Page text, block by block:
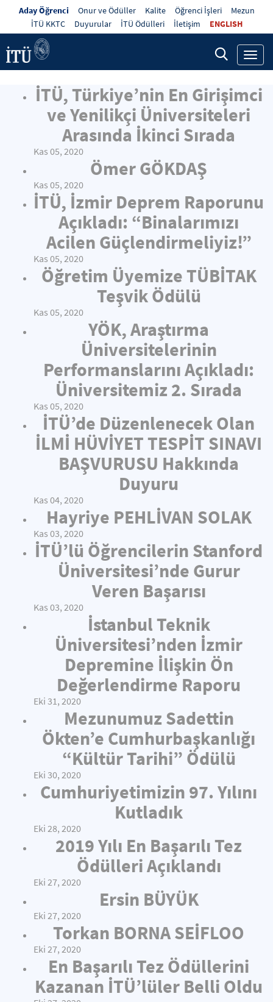
Aday Öğrenci Onur ve Ödüller Kalite Öğrenci İşleri
Mezun
İTÜ KKTC
Duyurular İTÜ Ödülleri İletişim ENGLISH
İTÜ, Türkiye’nin En Girişimci
ve Yenilikçi Üniversiteleri
Arasında İkinci Sırada
Kas 05, 2020
Ömer GÖKDAŞ
Kas 05, 2020
İTÜ, İzmir Deprem Raporunu
Açıkladı: “Binalarımızı
Acilen Güçlendirmeliyiz!”
Kas 05, 2020
Öğretim Üyemize TÜBİTAK
Teşvik Ödülü
Kas 05, 2020
YÖK, Araştırma
Üniversitelerinin
Performanslarını Açıkladı:
Üniversitemiz 2. Sırada
Kas 05, 2020
İTÜ’de Düzenlenecek Olan
İLMİ HÜVİYET TESPİT SINAVI
BAŞVURUSU Hakkında
Duyuru
Kas 04, 2020
Hayriye PEHLİVAN SOLAK
Kas 03, 2020
İTÜ’lü Öğrencilerin Stanford
Üniversitesi’nde Gurur
Veren Başarısı
Kas 03, 2020
İstanbul Teknik
Üniversitesi’nden İzmir
Depremine İlişkin Ön
Değerlendirme Raporu
Eki 31, 2020
Mezunumuz Sadettin
Ökten’e Cumhurbaşkanlığı
“Kültür Tarihi” Ödülü
Eki 30, 2020
Cumhuriyetimizin 97. Yılını
Kutladık
Eki 28, 2020
2019 Yılı En Başarılı Tez
Ödülleri Açıklandı
Eki 27, 2020
Ersin BÜYÜK
Eki 27, 2020
Torkan BORNA SEİFLOO
Eki 27, 2020
En Başarılı Tez Ödüllerini
Kazanan İTÜ’lüler Belli Oldu